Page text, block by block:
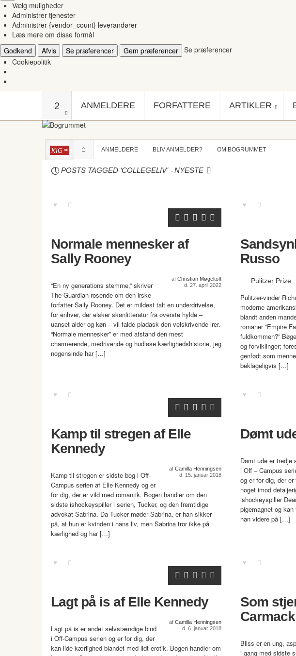
Vælg muligheder
Administrer tjenester
Administrer {vendor_count} leverandører
Læs mere om disse formål
Godkend
Afvis Se præferencer Gem præferencer Se præferencer
Cookiepolitik
2 ANMELDERE FORFATTERE ARTIKLER
KIG ANMELDERE BLIV ANMELDER? OM BOGRUMMET
POSTS TAGGED ‘COLLEGELIV’ -NYESTE
Normale mennesker af
Sally Rooney
af Christian Møgeltoft
d. 27. april 2022
“En ny generations stemme,” skriver
The Guardian rosende om den irske
forfatter Sally Rooney. Det er mildest talt en underdrivelse,
for enhver, der elsker skønlitteratur fra øverste hylde –
uanset alder og køn – vil falde pladask den velskrivende irer.
“Normale mennesker” er med afstand den mest
charmerende, medrivende og hudløse kærlighedshistorie, jeg
nogensinde har […]
Russo
Pulitzer Prize
Pulitzer-vinder
moderne
blandt anden
romaner ”Empire
fuldkommen?”
og forviklinger;
genfødt som
beklageligvis […]
Kamp til stregen af Elle
Kennedy
af Camilla Henningsen
d. 15. januar 2018
Kamp til stregen er sidste bog i Off-
Campus serien af Elle Kennedy og er
for dig, der er vild med romantik. Bogen handler om den
sidste ishockeyspiller i serien, Tucker, og den fremtidige
advokat Sabrina. Da Tucker møder Sabrina, er han sikker
på, at hun er kvinden i hans liv, men Sabrina tror ikke på
kærlighed og har […]
Dømt
Dømt ude er
i Off – Campus
og er for dig, der
noget imod
ishockeyspiller
pigemagnet og
han videre på […]
Lagt på is af Elle Kennedy
af Camilla Henningsen
d. 6. januar 2018
Lagt på is er andet selvstændige bind
i Off-Campus serien og er for dig, der
kan lide kærlighed blandet med lidt erotik. Bogen handler om
Som
Carmack
Bliss er en ung,
i gang med sidste